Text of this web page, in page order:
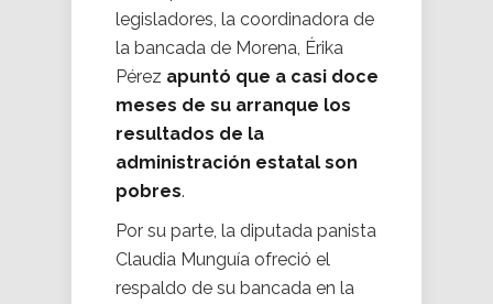
legisladores, la coordinadora de
la bancada de Morena, Érika
Pérez apuntó que a casi doce
meses de su arranque los
resultados de la
administración estatal son
pobres.
Por su parte, la diputada panista
Claudia Munguía ofreció el
respaldo de su bancada en la